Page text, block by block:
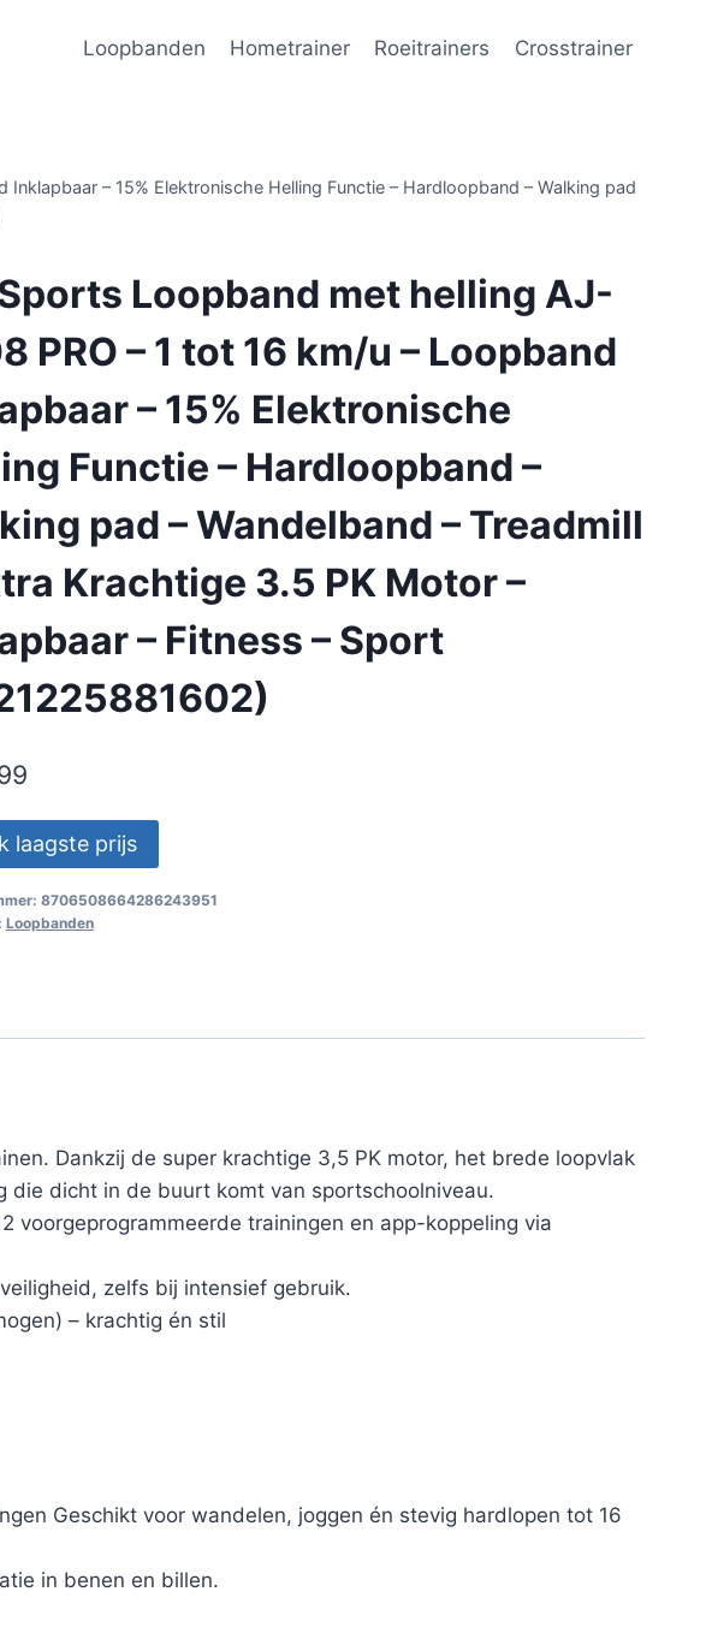
Loopbanden Hometrainer Roeitrainers Crosstrainer
– 15% Elektronische Helling Functie – Hardloopband – Walking pad
Loopband met helling AJ-
PRO – 1 tot 16 km/u – Loopband
– 15% Elektronische
Functie – Hardloopband –
pad – Wandelband – Treadmill
Krachtige 3.5 PK Motor –
– Fitness – Sport
laagste prijs
8706508664286243951
Loopbanden
Dankzij de super krachtige 3,5 PK motor, het brede loopvlak
die dicht in de buurt komt van sportschoolniveau.
voorgeprogrammeerde trainingen en app-koppeling via
zelfs bij intensief gebruik.
– krachtig én stil
Geschikt voor wandelen, joggen én stevig hardlopen tot 16
in benen en billen.